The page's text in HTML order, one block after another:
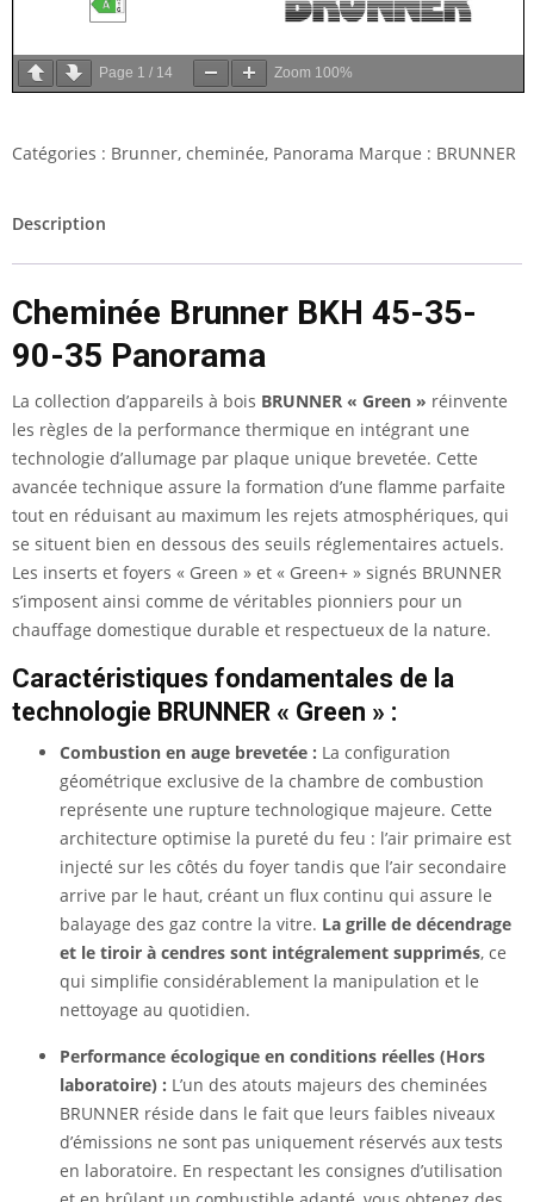
Page 1 / 14 Zoom 100%
Catégories : Brunner, cheminée, Panorama Marque : BRUNNER
Description
Cheminée Brunner BKH 45-35-
90-35 Panorama
La collection d’appareils à bois BRUNNER « Green » réinvente
les règles de la performance thermique en intégrant une
technologie d’allumage par plaque unique brevetée. Cette
avancée technique assure la formation d’une flamme parfaite
tout en réduisant au maximum les rejets atmosphériques, qui
se situent bien en dessous des seuils réglementaires actuels.
Les inserts et foyers « Green » et « Green+ » signés BRUNNER
s’imposent ainsi comme de véritables pionniers pour un
chauffage domestique durable et respectueux de la nature.
Caractéristiques fondamentales de la
technologie BRUNNER « Green » :
Combustion en auge brevetée : La configuration
géométrique exclusive de la chambre de combustion
représente une rupture technologique majeure. Cette
architecture optimise la pureté du feu : l’air primaire est
injecté sur les côtés du foyer tandis que l’air secondaire
arrive par le haut, créant un flux continu qui assure le
balayage des gaz contre la vitre. La grille de décendrage
et le tiroir à cendres sont intégralement supprimés, ce
qui simplifie considérablement la manipulation et le
nettoyage au quotidien.
Performance écologique en conditions réelles (Hors
laboratoire) : L’un des atouts majeurs des cheminées
BRUNNER réside dans le fait que leurs faibles niveaux
d’émissions ne sont pas uniquement réservés aux tests
en laboratoire. En respectant les consignes d’utilisation